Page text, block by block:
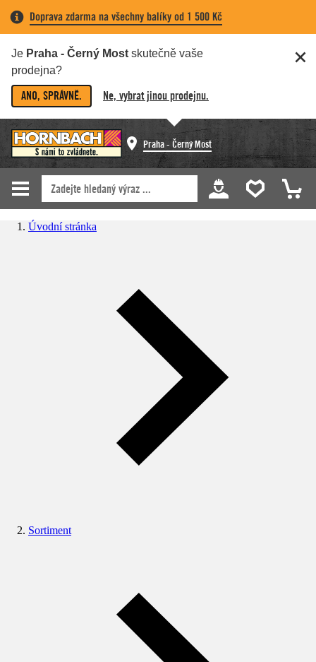
Doprava zdarma na všechny balíky od 1 500 Kč
Je Praha - Černý Most skutečně vaše
prodejna?
ANO, SPRÁVNĚ. Ne, vybrat jinou prodejnu.
Praha - Černý Most
Úvodní stránka
Sortiment